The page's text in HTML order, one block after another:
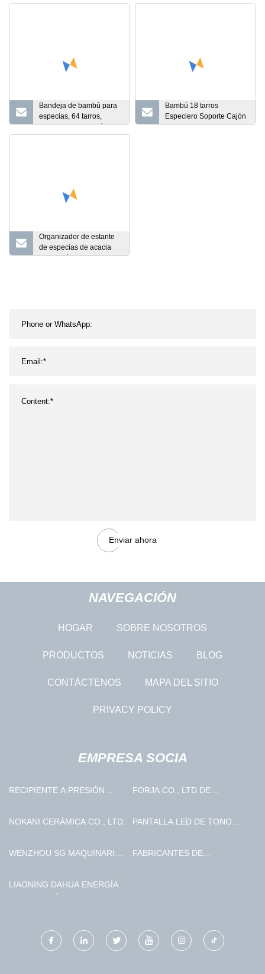
Bandeja de bambú para
especias, 64 tarros,
organizador de cajón de
Bambú 18 tarros
Especiero Soporte Cajón
Organizador de especias
Organizador de estante
de especias de acacia
para cajón, bandeja de
Enviar ahora
NAVEGACIÓN
HOGAR SOBRE NOSOTROS
PRODUCTOS NOTICIAS BLOG
CONTÁCTENOS MAPA DEL SITIO
PRIVACY POLICY
EMPRESA SOCIA
RECIPIENTE A PRESIÓN
FORJA CO., LTD DE
NOKANI CERÁMICA CO., LTD.
PANTALLA LED DE TONO
WENZHOU SG MAQUINARIA
FABRICANTES DE
LIAONING DAHUA ENERGÍA